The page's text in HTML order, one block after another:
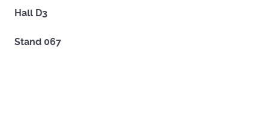
Hall D3
Stand 067